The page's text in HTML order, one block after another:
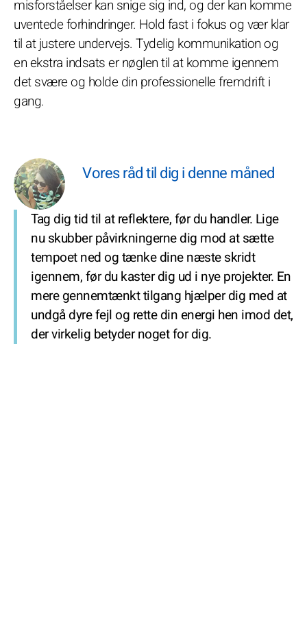
misforståelser kan snige sig ind, og der kan komme
uventede forhindringer. Hold fast i fokus og vær klar
til at justere undervejs. Tydelig kommunikation og
en ekstra indsats er nøglen til at komme igennem
det svære og holde din professionelle fremdrift i
gang.
Vores råd til dig i denne måned
Tag dig tid til at reflektere, før du handler. Lige
nu skubber påvirkningerne dig mod at sætte
tempoet ned og tænke dine næste skridt
igennem, før du kaster dig ud i nye projekter. En
mere gennemtænkt tilgang hjælper dig med at
undgå dyre fejl og rette din energi hen imod det,
der virkelig betyder noget for dig.